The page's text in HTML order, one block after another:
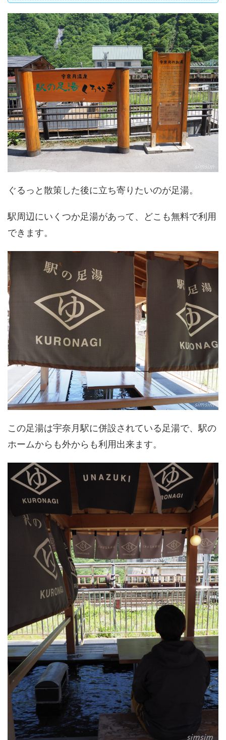
ぐるっと散策した後に立ち寄りたいのが足湯。
駅周辺にいくつか足湯があって、どこも無料で利用
できます。
この足湯は宇奈月駅に併設されている足湯で、駅の
ホームからも外からも利用出来ます。